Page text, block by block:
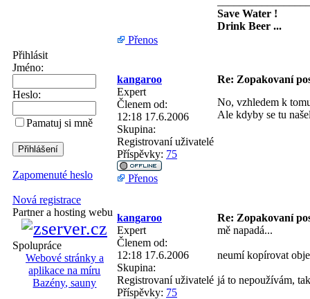
Přihlásit
Jméno:
Heslo:
Pamatuj si mně
Zapomenuté heslo
Nová registrace
Partner a hosting webu
Spolupráce
Webové stránky a
aplikace na míru
Bazény, sauny
Save Water !
Drink Beer ...
Přenos
kangaroo
Re: Zopakovaní
Expert
Členem od:
12:18 17.6.2006
Skupina:
Registrovaní uživatelé
Příspěvky: 75
No, vzhledem k
Ale kdyby se tu
Přenos
kangaroo
Re: Zopakovaní
Expert
Členem od:
12:18 17.6.2006
Skupina:
Registrovaní uživatelé
Příspěvky: 75
mě napadá...
neumí kopírovat
já to nepoužívám,